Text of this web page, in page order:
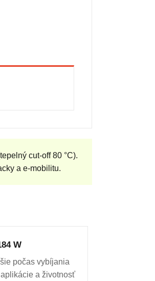
cut-off 80 °C).
a e-mobilitu.
W
počas vybíjania
a životnosť